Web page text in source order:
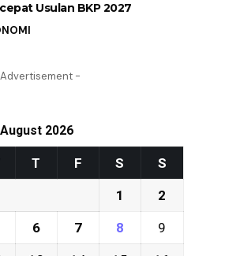
Usulan BKP 2027
-
August 2026
T F S S
1 2
6 7 8 9